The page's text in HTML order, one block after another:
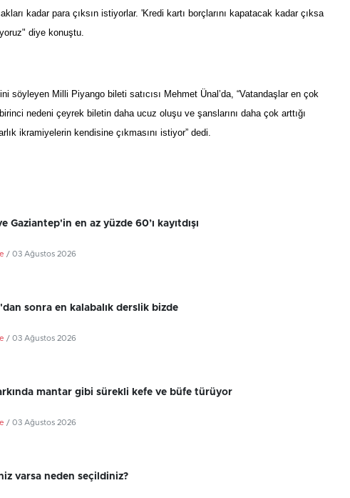
kadar para çıksın istiyorlar. 'Kredi kartı borçlarını kapatacak kadar çıksa
diye konuştu.
söyleyen Milli Piyango bileti satıcısı Mehmet Ünal’da, “Vatandaşlar en çok
nedeni çeyrek biletin daha ucuz oluşu ve şanslarını daha çok arttığı
ikramiyelerin kendisine çıkmasını istiyor” dedi.
Gaziantep'in en az yüzde 60’ı kayıtdışı
/ 03 Ağustos 2026
sonra en kalabalık derslik bizde
/ 03 Ağustos 2026
mantar gibi sürekli kefe ve büfe türüyor
/ 03 Ağustos 2026
varsa neden seçildiniz?